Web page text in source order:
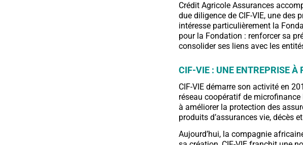
Crédit Agricole Assurances
due diligence de CIF-VIE, une des
intéresse particulièrement la
pour la Fondation : renforcer sa
consolider ses liens avec les
CIF-VIE : UNE ENTREPRISE À
CIF-VIE démarre son activité en
réseau coopératif de microfinance
à améliorer la protection des
produits d’assurances vie, décès
Aujourd’hui, la compagnie